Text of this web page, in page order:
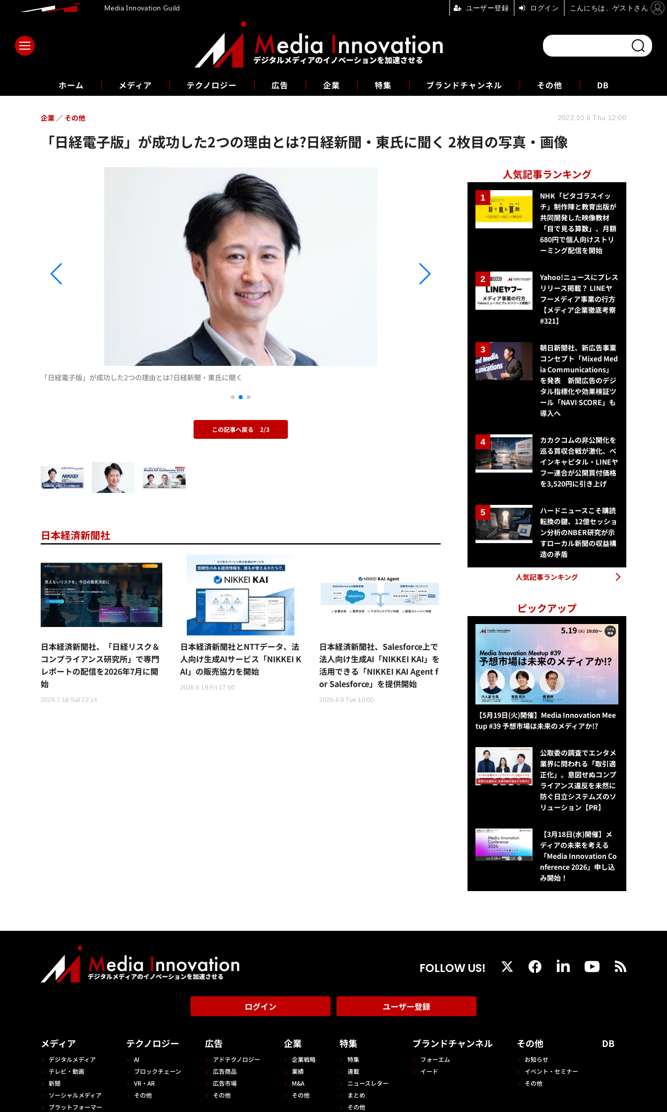
ホーム メディア テクノロジー 広告 企業 特集 ブランドチャンネル
フォーエム その他 DB
「日経電子版」が成功した2つの理由とは?日経新聞・東氏に聞く 2枚目の写真・画像
企業 その他 2022.10.6 Thu 12:00
「日経電子版」が成功した2つの理由とは?日経新聞・東氏に聞く
「日経電子版」が成功した2つの理由とは?日経新聞・東氏に聞く
この記事へ戻る 2/3
日本経済新聞社
日本経済新聞社、「日経リスク＆
コンプライアンス研究所」で専門
レポートの配信を2026年7月に開
始
2026.7.18 Sat 22:14
日本経済新聞社とNTTデータ、法
人向け生成AIサービス「NIKKEI K
AI」の販売協力を開始
2026.6.19 Fri 17:00
日本経済新聞社、Salesforce上で
法人向け生成AI「NIKKEI KAI」を
活用できる「NIKKEI KAI Agent f
or Salesforce」を提供開始
2026.6.9 Tue 10:00
人気記事ランキング
NHK「ピタゴラスイッ
チ」制作陣と教育出版が
共同開発した映像教材
「目で見る算数」、月額
680円で個人向けストリ
ーミング配信を開始
Yahoo!ニュースにプレス
リリース掲載？ LINEヤ
フーメディア事業の行方
【メディア企業徹底考察
#321】
朝日新聞社、新広告事業
コンセプト「Mixed Med
ia Communications」
を発表 新聞広告のデジ
タル指標化や効果検証ツ
ール「NAVI SCORE」も
導入へ
カカクコムの非公開化を
巡る買収合戦が激化、ベ
インキャピタル・LINEヤ
フー連合が公開買付価格
を3,520円に引き上げ
ハードニュースこそ購読
転換の鍵、12億セッショ
ン分析のNBER研究が示
すローカル新聞の収益構
造の矛盾
人気記事ランキング
ピックアップ
【5月19日(火)開催】Media Innovation Mee
tup #39 予想市場は未来のメディアか!?
公​​取委の調査でエンタメ
業界に問われる「取引適
正化」。意図せぬコンプ
ライアンス違反を未然に
防ぐ日立システムズのソ
リューション​【PR】
【3月18日(水)開催】メ
ディアの未来を考える
「Media Innovation Co
nference 2026」申し込
み開始！
FOLLOW US!
ログイン ユーザー登録
メディア
デジタルメディア
テレビ・動画
新聞
ソーシャルメディア
プラットフォーマー
テクノロジー
AI
ブロックチェーン
VR・AR
その他
広告
アドテクノロジー
広告商品
広告市場
その他
企業
企業戦略
業績
M&A
その他
特集
特集
連載
ニュースレター
まとめ
その他
ブランドチャンネル
フォーエム
イード
その他
お知らせ
イベント・セミナー
その他
DB
Media Innovation Guild ユーザー登録 ログイン こんにちは、ゲストさん